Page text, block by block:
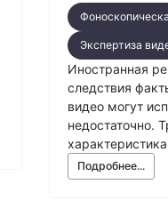
Экспертиза
Иностранная
следствия
видео могут
недостаточно.
Подробнее...